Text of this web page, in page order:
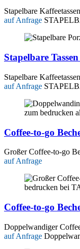
Stapelbare Kaffeetassen
auf Anfrage
Stapelbare
Stapelbare Kaffeetassen
auf Anfrage
Coffee-to-go
Großer Coffee-to-go
auf Anfrage
Coffee-to-go
Doppelwandiger
auf Anfrage